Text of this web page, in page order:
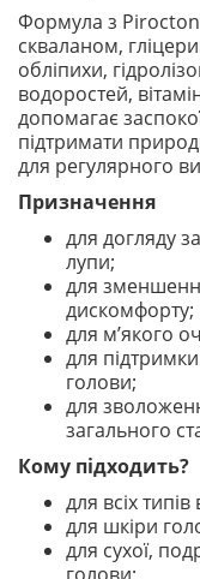
Формула з
скваланом,
обліпихи,
водоростей,
допомагає
підтримати
для регулярного
Призначення
для догляду
лупи;
для
дискомфорту;
для м’якого
для
голови;
для
загального
Кому підходить?
для всіх
для шкіри
для сухої,